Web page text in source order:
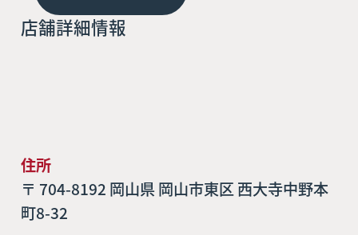
店舗詳細情報
住所
〒 704-8192 岡山県 岡山市東区 西大寺中野本
町8-32